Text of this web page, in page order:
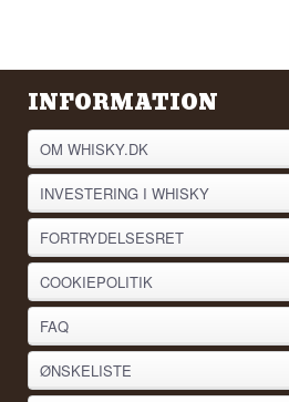
INFORMATION
OM WHISKY.DK
INVESTERING I WHISKY
FORTRYDELSESRET
COOKIEPOLITIK
FAQ
ØNSKELISTE